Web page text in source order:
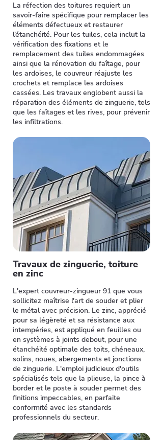
La réfection des toitures requiert un
savoir-faire spécifique pour remplacer les
éléments défectueux et restaurer
l’étanchéité. Pour les tuiles, cela inclut la
vérification des fixations et le
remplacement des tuiles endommagées
ainsi que la rénovation du faîtage, pour
les ardoises, le couvreur réajuste les
crochets et remplace les ardoises
cassées. Les travaux englobent aussi la
réparation des éléments de zinguerie, tels
que les faîtages et les rives, pour prévenir
les infiltrations.
Travaux de zinguerie, toiture
en zinc
L'expert couvreur-zingueur 91 que vous
sollicitez maîtrise l'art de souder et plier
le métal avec précision. Le zinc, apprécié
pour sa légèreté et sa résistance aux
intempéries, est appliqué en feuilles ou
en systèmes à joints debout, pour une
étanchéité optimale des toits, chéneaux,
solins, noues, abergements et jonctions
de zinguerie. L'emploi judicieux d'outils
spécialisés tels que la plieuse, la pince à
border et le poste à souder permet des
finitions impeccables, en parfaite
conformité avec les standards
professionnels du secteur.